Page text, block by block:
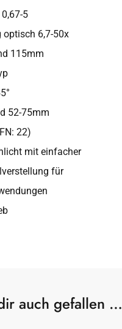
5
optisch 6,7-50x
115mm
52-75mm
22)
mit einfacher
für
auch gefallen …